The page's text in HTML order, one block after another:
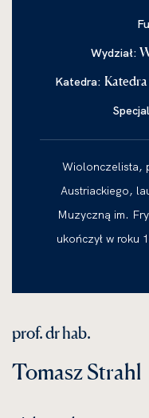
Wydział:
Katedra:
Wiolonczelista,
Austriackiego,
Muzyczną im.
ukończył w roku
prof. dr hab.
Tomasz Strahl